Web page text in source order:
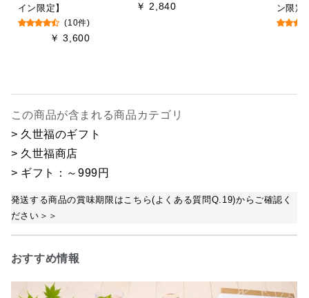
イン限定】
(10件)
￥ 3,600
￥ 2,840
ン限定
この商品が含まれる商品カテゴリ
> 久世福のギフト
> 久世福商店
> ギフト：～999円
発送する商品の賞味期限はこちら(よくある質問Q.19)からご確認く
ださい＞＞
おすすめ情報